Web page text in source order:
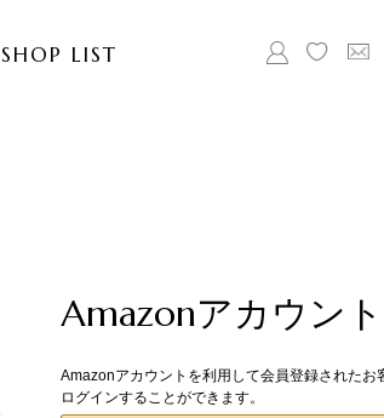
SHOP LIST
Amazonアカウン
Amazonアカウントを利用して会員登録された
ログインすることができます。